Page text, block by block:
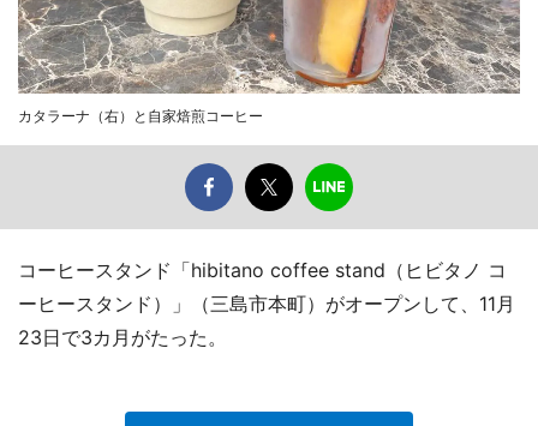
カタラーナ（右）と自家焙煎コーヒー
コーヒースタンド「hibitano coffee stand（ヒビタノ コ
ーヒースタンド）」（三島市本町）がオープンして、11月
23日で3カ月がたった。